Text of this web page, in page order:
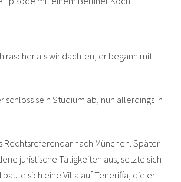
rascher als wir dachten, er begann mit
schloss sein Studium ab, nun allerdings in
Rechtsreferendar nach München. Später
juristische Tätigkeiten aus, setzte sich
baute sich eine Villa auf Teneriffa, die er